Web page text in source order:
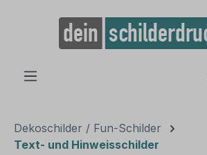
springen
Dekoschilder / Fun-Schilder
Text- und Hinweisschilder